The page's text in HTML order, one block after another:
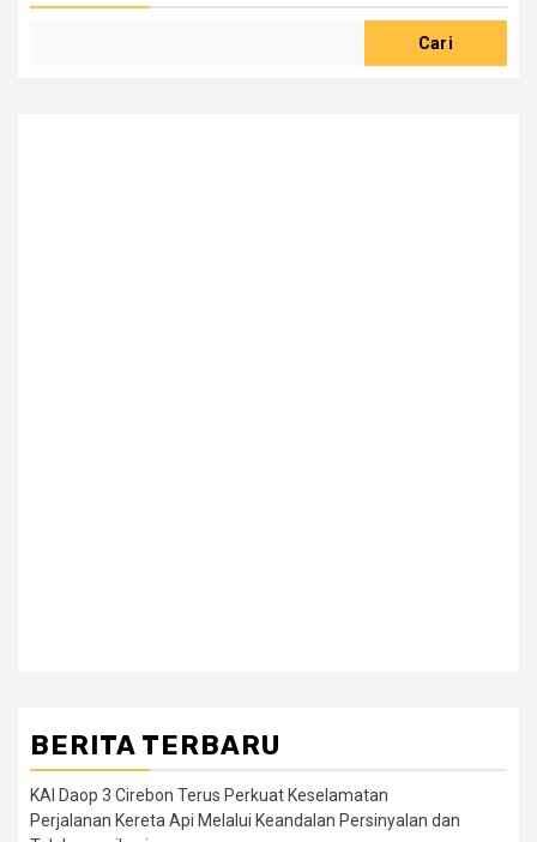
Cari
BERITA TERBARU
KAI Daop 3 Cirebon Terus Perkuat Keselamatan
Perjalanan Kereta Api Melalui Keandalan Persinyalan dan